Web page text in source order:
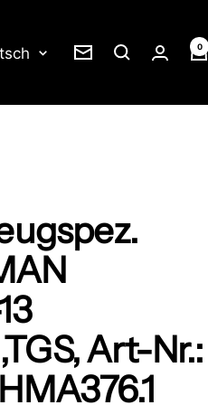
Newsletter
0
Art-Nr.: